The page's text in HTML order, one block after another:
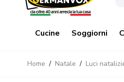
Cucine Soggiorni
Home / Natale / Luci